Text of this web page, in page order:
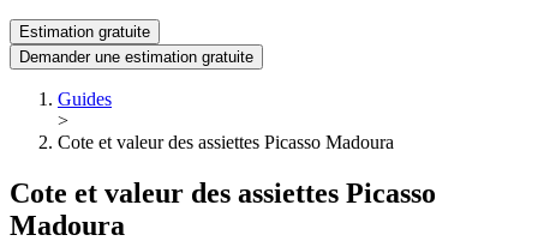
Estimation gratuite
Demander une estimation gratuite
Guides
>
Cote et valeur des assiettes Picasso Madoura
Cote et valeur des assiettes Picasso
Madoura